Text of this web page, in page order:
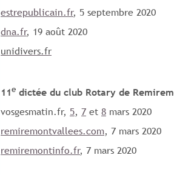
estrepublicain.fr, 5 septembre 2020
dna.fr, 19 août 2020
unidivers.fr
11e dictée du club Rotary de
vosgesmatin.fr, 5, 7 et 8 mars 2020
remiremontvallees.com, 7 mars 2020
remiremontinfo.fr, 7 mars 2020